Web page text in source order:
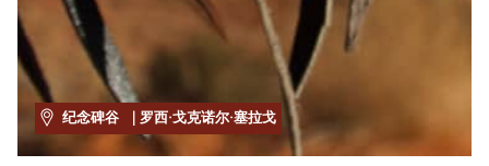
纪念碑谷 | 罗西·戈克诺尔·塞拉戈